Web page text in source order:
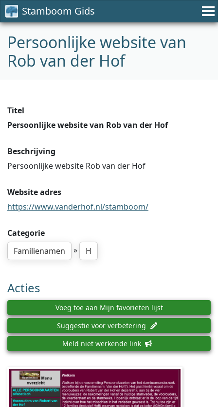
Stamboom Gids
Persoonlijke website van
Rob van der Hof
Titel
Persoonlijke website van Rob van der Hof
Beschrijving
Persoonlijke website Rob van der Hof
Website adres
https://www.vanderhof.nl/stamboom/
Categorie
Familienamen
» H
Acties
Voeg toe aan Mijn favorieten lijst
Suggestie voor verbetering
Meld niet werkende link